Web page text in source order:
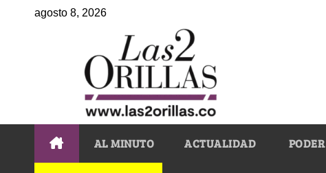
agosto 8, 2026
AL MINUTO ACTUALIDAD PODER